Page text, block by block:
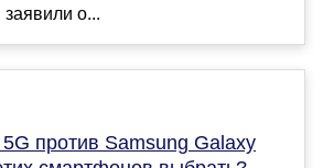
о...
против Samsung Galaxy